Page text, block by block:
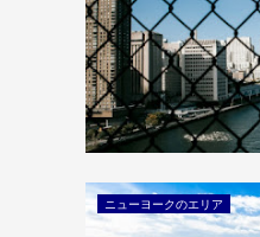
ニューヨークのエリア